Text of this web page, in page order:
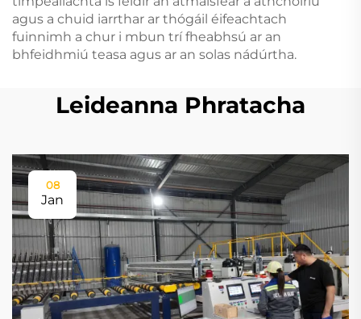
agus a chuid iarrthar ar thógáil éifeachtach
fuinnimh a chur i mbun trí fheabhsú ar an
bhfeidhmiú teasa agus ar an solas nádúrtha.
Leideanna Phratacha
08
Jan